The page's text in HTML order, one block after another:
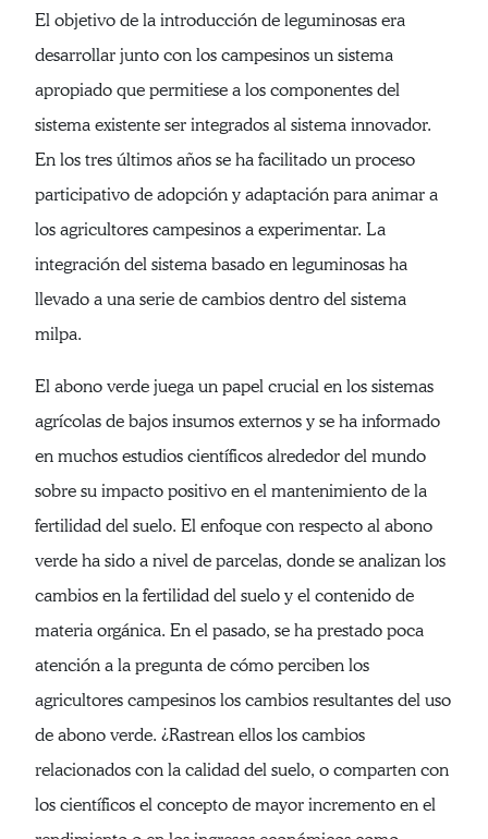
El objetivo de la introducción de leguminosas era
desarrollar junto con los campesinos un sistema
apropiado que permitiese a los componentes del
sistema existente ser integrados al sistema innovador.
En los tres últimos años se ha facilitado un proceso
participativo de adopción y adaptación para animar a
los agricultores campesinos a experimentar. La
integración del sistema basado en leguminosas ha
llevado a una serie de cambios dentro del sistema
milpa.
El abono verde juega un papel crucial en los sistemas
agrícolas de bajos insumos externos y se ha informado
en muchos estudios científicos alrededor del mundo
sobre su impacto positivo en el mantenimiento de la
fertilidad del suelo. El enfoque con respecto al abono
verde ha sido a nivel de parcelas, donde se analizan los
cambios en la fertilidad del suelo y el contenido de
materia orgánica. En el pasado, se ha prestado poca
atención a la pregunta de cómo perciben los
agricultores campesinos los cambios resultantes del uso
de abono verde. ¿Rastrean ellos los cambios
relacionados con la calidad del suelo, o comparten con
los científicos el concepto de mayor incremento en el